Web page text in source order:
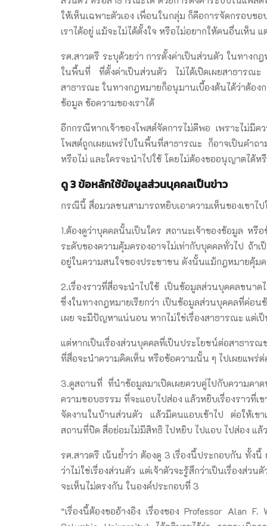
ให้เห็นเฉพาะตัวเอง เพื่อนในกลุ่ม ก็คือการจัดกรอบ
เราได้อยู่ แม้จะไม่ได้ตั้งใจ หรือไม่อยากให้คนอื่นเห็น
รศ.สาวตรี ระบุด้วยว่า การตั้งค่าเป็นส่วนตัว ในทาง
ในพื้นที่ ที่ตั้งค่าเป็นส่วนตัว ไม่ได้เปิดเผยสาธารณ
สาธารณะ ในทางกฎหมายก็อนุมานเบื้องต้นได้ว่าต้อง
ข้อมูล ข้อความของเราได้
อีกกรณีหากเจ้าของโพสต์จัดการไม่ดีพอ เพราะไม่มี
โพสต์ถูกเผยแพร่ไปในพื้นที่สาธารณะ ก็อาจเป็นคำถ
หรือไม่ และใครจะนำไปใช้ โดยไม่ต้องขออนุญาตได้ห
ดู3 ข้อหลักใช้ข้อมูลส่วนบุคคลเป็นข่าว
กรณีนี้ สื่อมวลชนสามารถหยิบเอาความเห็นของเขาไ
1.ต้องดูว่าบุคคลนั้นเป็นใคร สถานะเจ้าของข้อมูล ห
ระดับของความคุ้มครองอาจไม่เท่ากับบุคคลทั่วไป ถ้
อยู่ในความสนใจของประชาชน ดังนั้นแม้กฎหมายคุ้ม
2.เรื่องราวที่สื่อจะนำไปใช้ เป็นข้อมูลส่วนบุคคลขนา
ซึ่งในทางกฎหมายเรียกว่า เป็นข้อมูลส่วนบุคคลที่ค่อ
เผย จะมีปัญหาแน่นอน หากไม่ใช่เรื่องสาธารณะ แต่เ
แต่หากเป็นเรื่องส่วนบุคคลที่เป็นประโยชน์ต่อสาธา
ที่สื่อจะนำความคิดเห็น หรือข้อความนั้น ๆ ไปเผยแพร่
3.ดูสถานที่ ที่นำข้อมูลมาเปิดเผยควบคู่ไปกับความคา
ความชอบธรรม ที่จะแอบไปส่อง แล้วหยิบเรื่องราวที่
จัดงานในบ้านส่วนตัว แล้วมีคนแอบเข้าไป ต่อให้เข
สถานที่ปิด สื่อย่อมไม่มีสิทธิ ไปหยิบ ไปแอบ ไปส่อง แล้
รศ.สาวตรี เน้นย้ำว่า ต้องดู 3 เรื่องนี้ประกอบกัน ทั้ง
ว่าไม่ใช่เรื่องส่วนตัว แต่เจ้าตัวจะรู้สึกว่าเป็นเรื่องส่
จะเห็นไม่ตรงกัน ในองค์ประกอบที่ 3
“เรื่องนี้ต้องขออ้างอิง เรื่องของ Professor Alan